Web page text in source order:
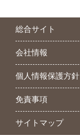
総合サイト
会社情報
個人情報保護方針
免責事項
サイトマップ